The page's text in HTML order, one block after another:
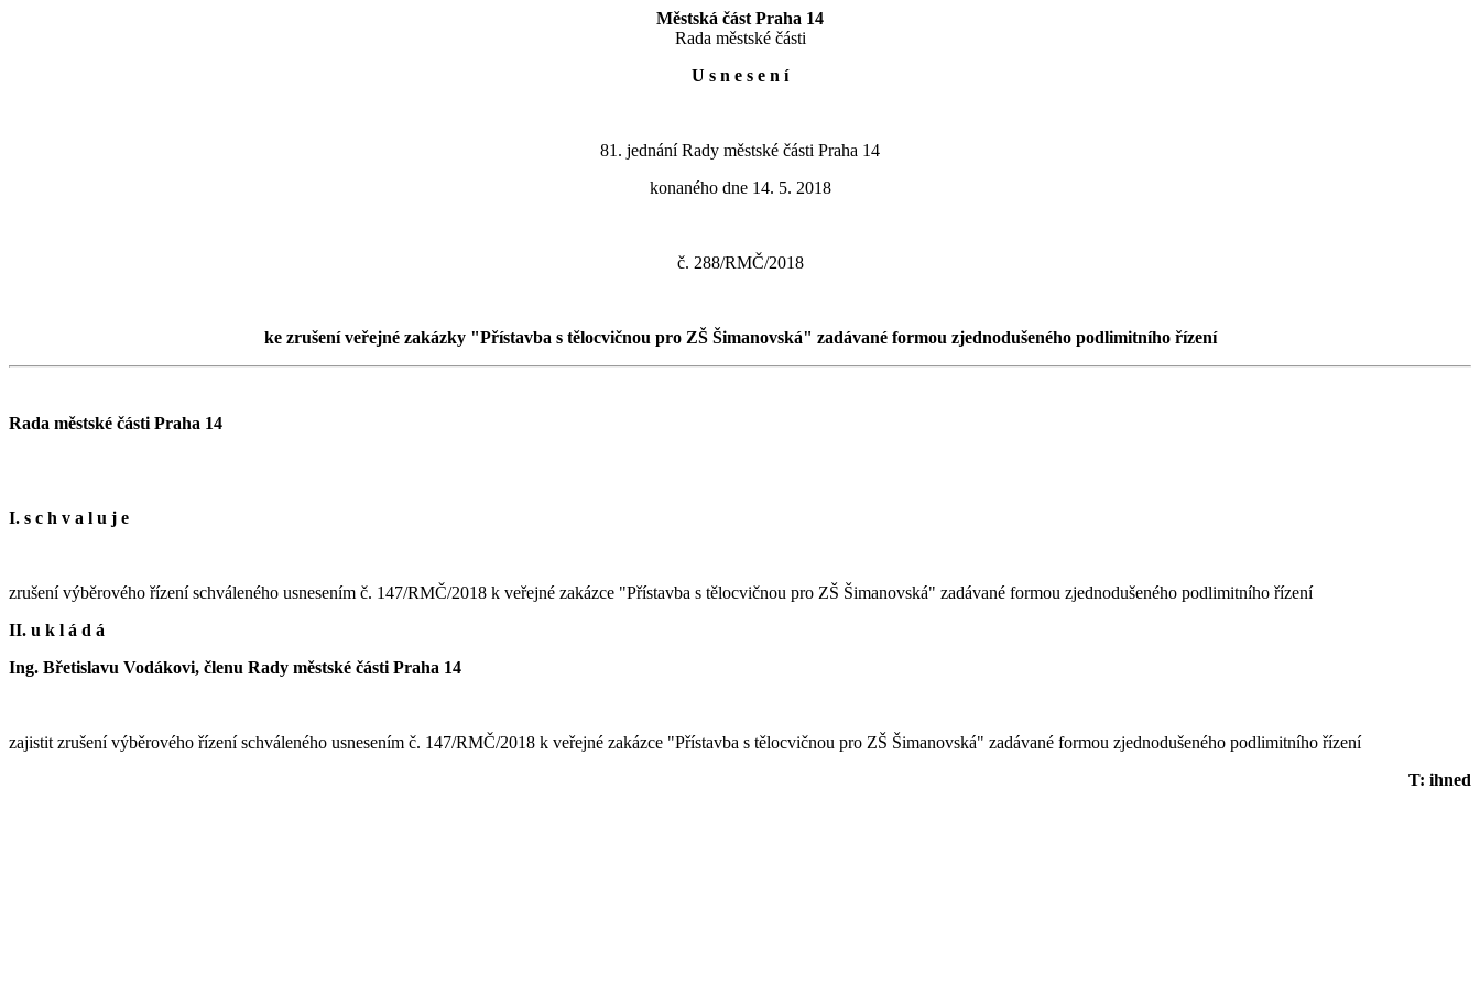
Městská část Praha 14
Rada městské části
U s n e s e n í
81. jednání Rady městské části Praha 14
konaného dne 14. 5. 2018
č. 288/RMČ/2018
ke zrušení veřejné zakázky "Přístavba s tělocvičnou pro ZŠ Šimanovská" zadávané formou zjednodušeného podlimitního řízení
Rada městské části Praha 14
I. s c h v a l u j e
zrušení výběrového řízení schváleného usnesením č. 147/RMČ/2018 k veřejné zakázce "Přístavba s tělocvičnou pro ZŠ Šimanovská" zadávané formou zjednodušeného podlimitního řízení
II. u k l á d á
Ing. Břetislavu Vodákovi, členu Rady městské části Praha 14
zajistit zrušení výběrového řízení schváleného usnesením č. 147/RMČ/2018 k veřejné zakázce "Přístavba s tělocvičnou pro ZŠ Šimanovská" zadávané formou zjednodušeného podlimitního řízení
T: ihned